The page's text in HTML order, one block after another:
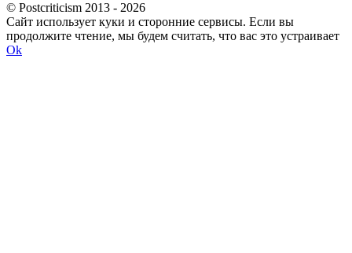
© Postcriticism 2013 - 2026
Сайт использует куки и сторонние сервисы. Если вы
продолжите чтение, мы будем считать, что вас это устраивает
Ok